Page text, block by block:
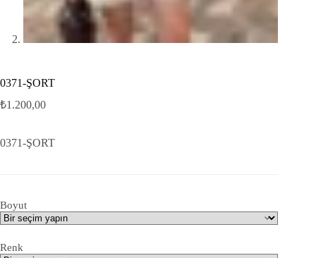
0371-ŞORT
₺1.200,00
0371-ŞORT
Boyut
Renk